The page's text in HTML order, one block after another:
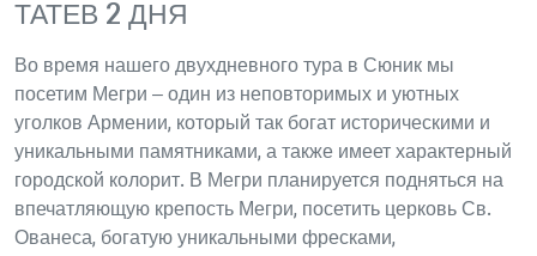
ТАТЕВ 2 ДНЯ
Во время нашего двухдневного тура в Сюник мы
посетим Мегри – один из неповторимых и уютных
уголков Армении, который так богат историческими и
уникальными памятниками, а также имеет характерный
городской колорит. В Мегри планируется подняться на
впечатляющую крепость Мегри, посетить церковь Св.
Ованеса, богатую уникальными фресками,